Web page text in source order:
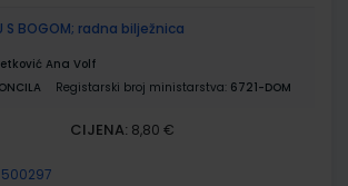
S BOGOM; radna bilježnica
Ana Volf
Registarski broj ministarstva: 6721-DOM
CIJENA: 8,80 €
500297